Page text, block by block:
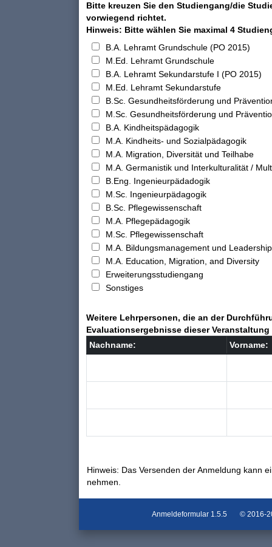
Bitte kreuzen Sie den Studiengang/die
vorwiegend richtet.
Hinweis: Bitte wählen Sie maximal 4
B.A. Lehramt Grundschule (PO 2015)
M.Ed. Lehramt Grundschule
B.A. Lehramt Sekundarstufe I (PO 2015)
M.Ed. Lehramt Sekundarstufe
B.Sc. Gesundheitsförderung und
M.Sc. Gesundheitsförderung und
B.A. Kindheitspädagogik
M.A. Kindheits- und Sozialpädagogik
M.A. Migration, Diversität und Teilhabe
M.A. Germanistik und Interkulturalität /
B.Eng. Ingenieurpädadogik
M.Sc. Ingenieurpädagogik
B.Sc. Pflegewissenschaft
M.A. Pflegepädagogik
M.Sc. Pflegewissenschaft
M.A. Bildungsmanagement und
M.A. Education, Migration, and Diversity
Erweiterungsstudiengang
Sonstiges
Weitere Lehrpersonen, die an der
Evaluationsergebnisse dieser
Nachname:
Vorname:
Hinweis: Das Versenden der Anmeldung kann
nehmen.
Anmeldeformular 1.5.5 © 2016-